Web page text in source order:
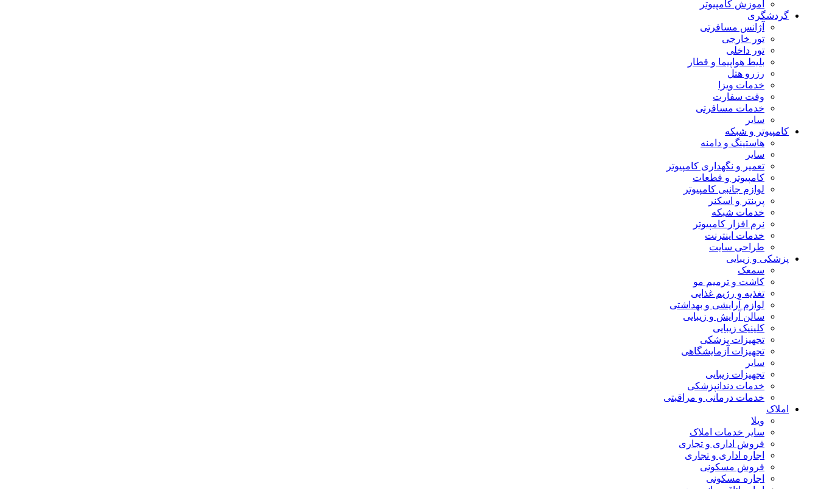
آموزش کامپیوتر
گردشگری
آژانس مسافرتی
تور خارجی
تور داخلی
بلیط هواپیما و قطار
رزرو هتل
خدمات ویزا
وقت سفارت
خدمات مسافرتی
سایر
کامپیوتر و شبکه
هاستینگ و دامنه
سایر
تعمیر و نگهداری کامپیوتر
کامپیوتر و قطعات
لوازم جانبی کامپیوتر
پرینتر و اسکنر
خدمات شبکه
نرم افزار کامپیوتر
خدمات اینترنت
طراحی سایت
پزشکی و زیبایی
سمعک
کاشت و ترمیم مو
تغذیه و رژیم غذایی
لوازم آرایشی و بهداشتی
سالن آرایش و زیبایی
کلینیک زیبایی
تجهیزات پزشکی
تجهیزات آزمایشگاهی
سایر
تجهیزات زیبایی
خدمات دندانپزشکی
خدمات درمانی و مراقبتی
املاک
ویلا
سایر خدمات املاک
فروش اداری و تجاری
اجاره اداری و تجاری
فروش مسکونی
اجاره مسکونی